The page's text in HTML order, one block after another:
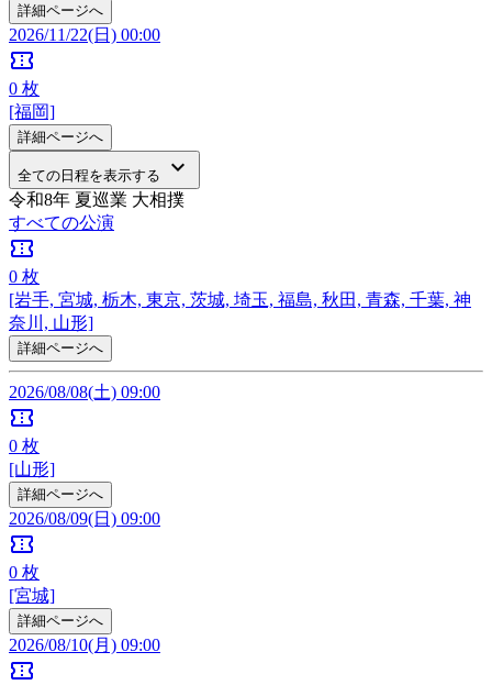
詳細ページへ
2026/11/22(日) 00:00
confirmation_number
0 枚
[福岡]
詳細ページへ
全ての日程を表示する keyboard_arrow_down
令和8年 夏巡業 大相撲
すべての公演
confirmation_number
0 枚
[岩手, 宮城, 栃木, 東京, 茨城, 埼玉, 福島, 秋田, 青森, 千葉, 神
奈川, 山形]
詳細ページへ
2026/08/08(土) 09:00
confirmation_number
0 枚
[山形]
詳細ページへ
2026/08/09(日) 09:00
confirmation_number
0 枚
[宮城]
詳細ページへ
2026/08/10(月) 09:00
confirmation_number